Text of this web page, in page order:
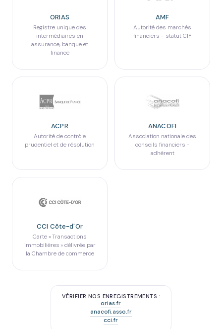
ORIAS
Registre unique des
intermédiaires en
assurance, banque et
finance
AMF
Autorité des marchés
financiers - statut CIF
ACPR
Autorité de contrôle
prudentiel et de résolution
ANACOFI
Association nationale des
conseils financiers -
adhérent
CCI Côte-d'Or
Carte « Transactions
immobilières » délivrée par
la Chambre de commerce
VÉRIFIER NOS ENREGISTREMENTS :
orias.fr
anacofi.asso.fr
cci.fr